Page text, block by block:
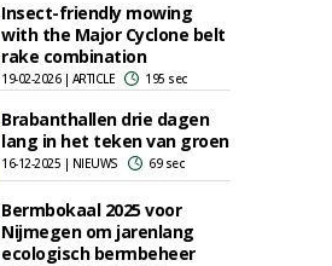
Insect-friendly mowing
with the Major Cyclone belt
rake combination
19-02-2026 | ARTICLE 195 sec
Brabanthallen drie dagen
lang in het teken van groen
16-12-2025 | NIEUWS 69 sec
Bermbokaal 2025 voor
Nijmegen om jarenlang
ecologisch bermbeheer